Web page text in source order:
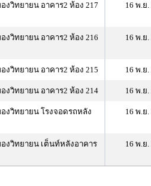
งวิทยายน อาคาร2 ห้อง 217 16 พ.ย.
งวิทยายน อาคาร2 ห้อง 216 16 พ.ย.
งวิทยายน อาคาร2 ห้อง 215 16 พ.ย.
งวิทยายน อาคาร2 ห้อง 214 16 พ.ย.
งวิทยายน โรงจอดรถหลัง
16 พ.ย.
งวิทยายน เต็นท์หลังอาคาร
16 พ.ย.